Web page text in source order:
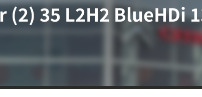
35 L2H2 BlueHDi